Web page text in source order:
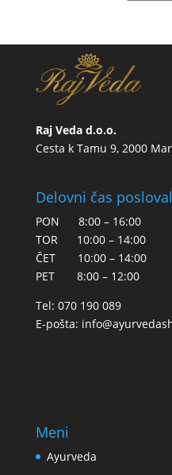
Raj Veda d.o.o.
Cesta k Tamu 9, 2000
Delovni čas
PON 8:00 – 16:00
TOR 10:00 – 14:00
ČET 10:00 – 14:00
PET 8:00 – 12:00
Tel: 070 190 089
E-pošta:
Meni
Ayurveda